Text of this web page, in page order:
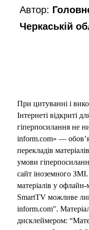
Автор:
Черкаській
При цитуванні і
Інтернеті відкриті
гіперпосилання не
inform.com» —
перекладів
умови
сайт іноземного
матеріалів у
SmartTV можливе
inform.com".
дисклеймером: